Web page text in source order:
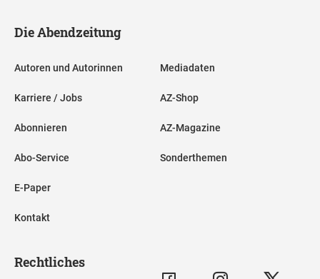
Die Abendzeitung
Autoren und Autorinnen
Karriere / Jobs
Abonnieren
Abo-Service
E-Paper
Kontakt
Mediadaten
AZ-Shop
AZ-Magazine
Sonderthemen
Rechtliches